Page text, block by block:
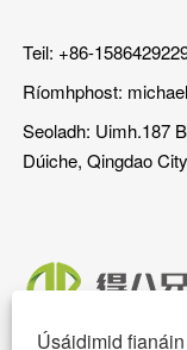
Teil: +86-
Ríomhphost:
Seoladh: Uimh.187
Dúiche, Qingdao
Úsáidimid